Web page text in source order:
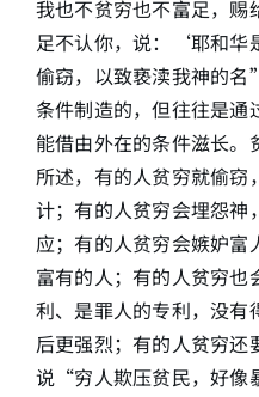
我也不贫穷也不富足，赐
足不认你，说：‘耶和华
偷窃，以致亵渎我神的
条件制造的，但往往是通
能借由外在的条件滋长
所述，有的人贫穷就偷窃
计；有的人贫穷会埋怨神
应；有的人贫穷会嫉妒
富有的人；有的人贫穷也
利、是罪人的专利，没有
后更强烈；有的人贫穷还
说“穷人欺压贫民，好像